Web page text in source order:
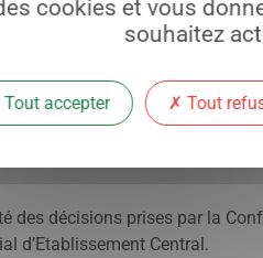
ou de négocier avec
les instances
avec nos collègues pour
décisions prises par la
d’Etablissement Central.
cookies et vous
souhaitez
Tout accepter Tout